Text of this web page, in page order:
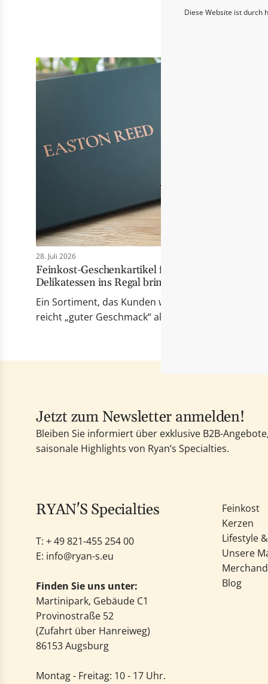
28. Juli 2026
Feinkost-Geschenkartikel für Händler: Wie
Delikatessen ins Regal bringt
Ein Sortiment, das Kunden wirklich berührt
reicht „guter Geschmack“ allein nicht mehr. Die
Jetzt zum Newsletter anmelden!
Bleiben Sie informiert über exklusive B2B-
saisonale Highlights von Ryan’s Specialties.
RYAN'S Specialties
T: +49 821-455 254 00
E: info@ryan-s.eu
Finden Sie uns unter:
Martinipark, Gebäude C1
Provinostraße 52
(Zufahrt über Hanreiweg)
86153 Augsburg
Montag - Freitag: 10 - 17 Uhr.
Feinkost
Kerzen
Lifestyle
Unsere
Blog
Diese Website ist durch